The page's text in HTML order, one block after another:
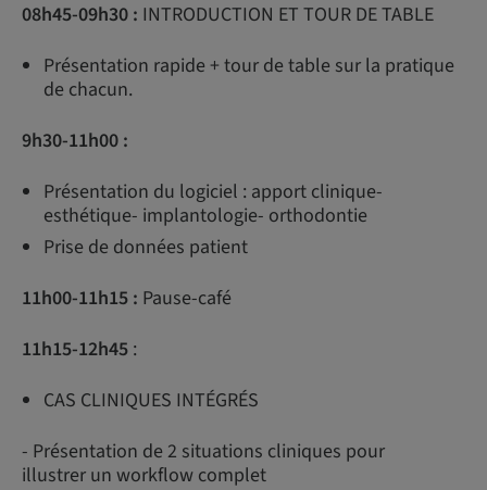
08h45-09h30 : INTRODUCTION ET TOUR DE TABLE
Présentation rapide + tour de table sur la pratique
de chacun.
9h30-11h00 :
Présentation du logiciel : apport clinique-
esthétique- implantologie- orthodontie
Prise de données patient
11h00-11h15 : Pause-café
11h15-12h45 :
CAS CLINIQUES INTÉGRÉS
- Présentation de 2 situations cliniques pour
illustrer un workflow complet